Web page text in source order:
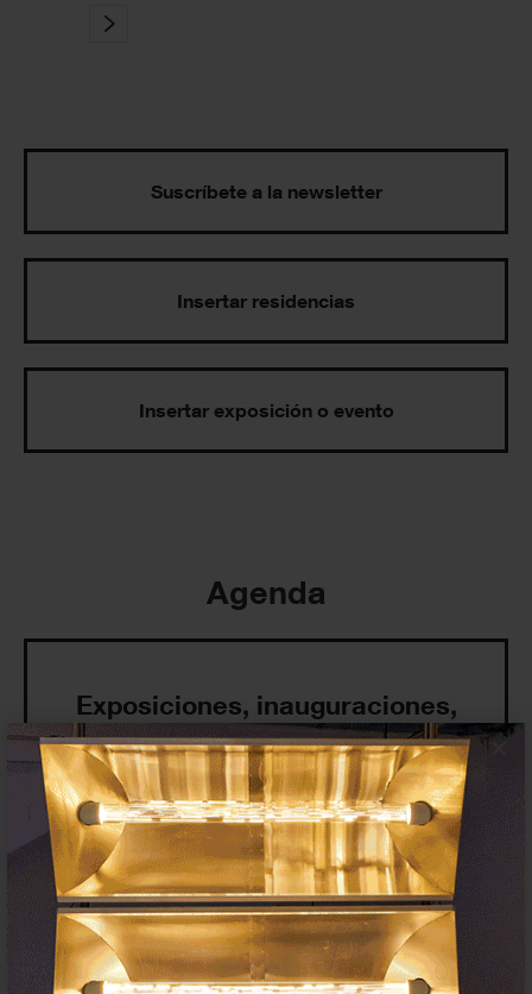
×
Suscríbete a la newsletter
Insertar residencias
Insertar exposición o evento
Agenda
Exposiciones, inauguraciones,
actividades.
¡Te ayudamos a encontrar el
evento que buscas !
Exposiciones y eventos
Eventos de hoy